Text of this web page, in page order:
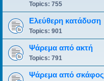
Topics: 755
Ελεύθερη κατάδυση
Topics: 901
Ψάρεμα από ακτή
Topics: 791
Ψάρεμα από σκάφος